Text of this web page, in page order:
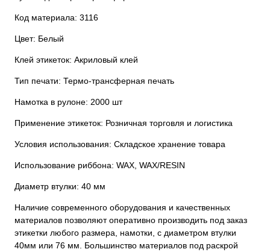
Код материала: 3116
Цвет: Белый
Клей этикеток: Акриловый клей
Тип печати: Термо-трансферная печать
Намотка в рулоне: 2000 шт
Применение этикеток: Розничная торговля и логистика
Условия использования: Складское хранение товара
Использование риббона: WAX, WAX/RESIN
Диаметр втулки: 40 мм
Наличие современного оборудования и качественных
материалов позволяют оперативно производить под заказ
этикетки любого размера, намотки, с диаметром втулки
40мм или 76 мм. Большинство материалов под раскрой